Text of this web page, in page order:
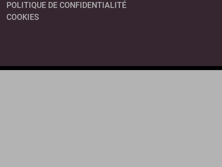
POLITIQUE DE CONFIDENTIALITÉ
COOKIES